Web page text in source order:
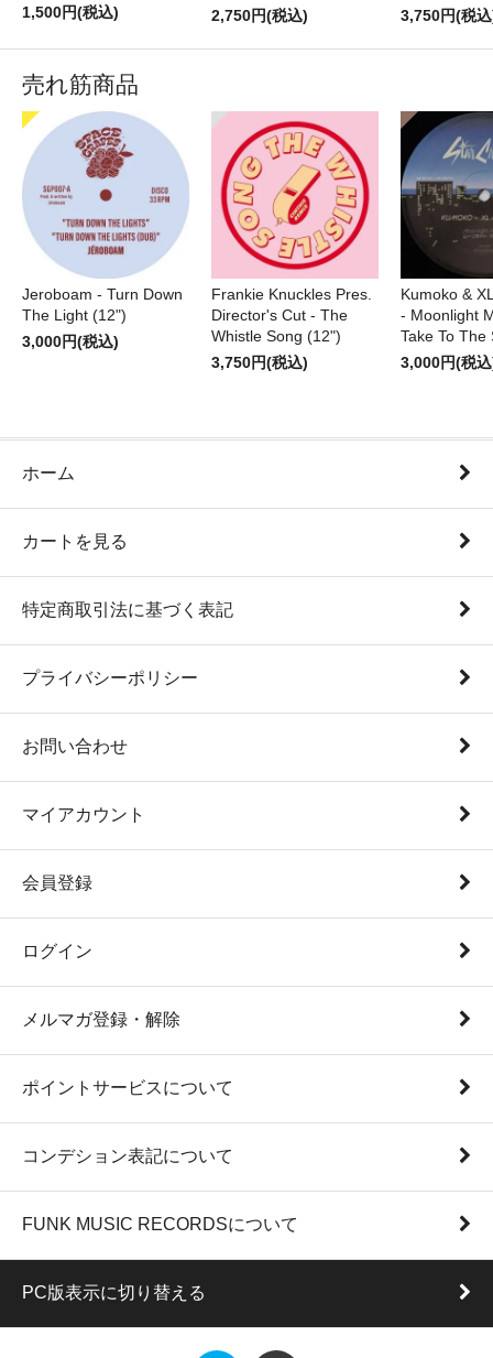
1,500円(税込)
2,750円(税込)
3,750円(税
売れ筋商品
Jeroboam - Turn Down
The Light (12")
3,000円(税込)
Frankie Knuckles Pres.
Director's Cut - The
Whistle Song (12")
3,750円(税込)
Kumoko &
- Moonlight
Take To The
3,000円(税
ホーム
カートを見る
特定商取引法に基づく表記
プライバシーポリシー
お問い合わせ
マイアカウント
会員登録
ログイン
メルマガ登録・解除
ポイントサービスについて
コンデション表記について
FUNK MUSIC RECORDSについて
PC版表示に切り替える